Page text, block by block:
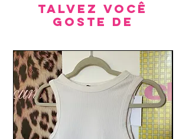
Talvez você
goste de